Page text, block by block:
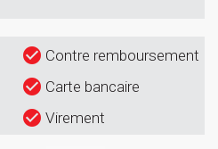
Contre remboursement
Carte bancaire
Virement